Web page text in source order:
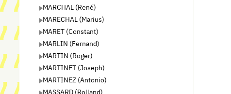
MARCHAL (René)
MARECHAL (Marius)
MARET (Constant)
MARLIN (Fernand)
MARTIN (Roger)
MARTINET (Joseph)
MARTINEZ (Antonio)
MASSARD (Rolland)